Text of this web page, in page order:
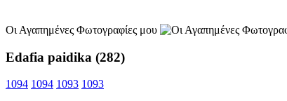
Οι Αγαπημένες Φωτογραφίες μου
Edafia paidika (282)
1094 1094 1093 1093